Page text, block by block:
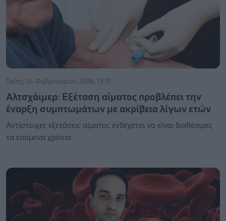
Τρίτη, 24 Φεβρουαρίου 2026, 13:15
Αλτσχάιμερ: Εξέταση αίματος προβλέπει την
έναρξη συμπτωμάτων με ακρίβεια λίγων ετών
Αντίστοιχες εξετάσεις αίματος ενδέχεται να είναι διαθέσιμες
τα επόμενα χρόνια.